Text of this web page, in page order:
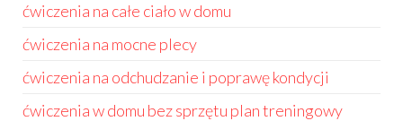
ćwiczenia na całe ciało w domu
ćwiczenia na mocne plecy
ćwiczenia na odchudzanie i poprawę kondycji
ćwiczenia w domu bez sprzętu plan treningowy